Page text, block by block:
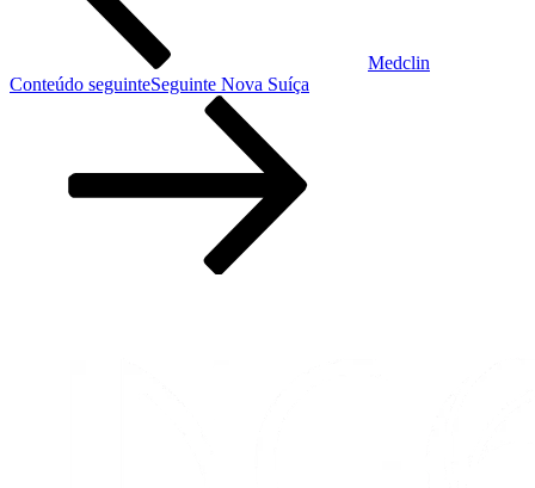
Medclin
Conteúdo seguinteSeguinte Nova Suíça